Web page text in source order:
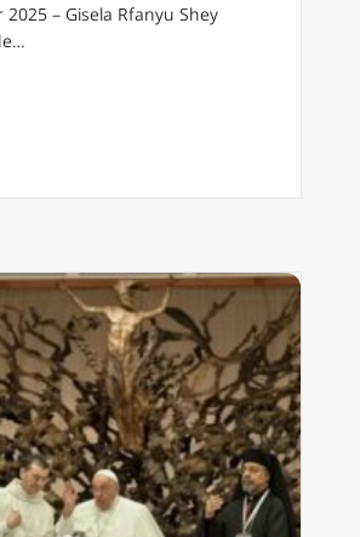
– Gisela Rfanyu Shey
Voor echte synodaliteit moet